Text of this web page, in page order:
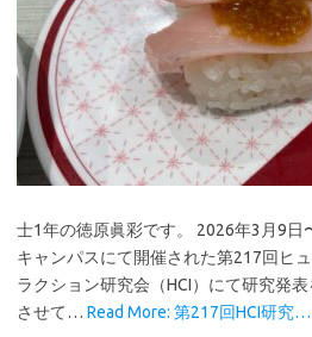
士1年の徳原眞彩です。 2026年3月9日
キャンパスにて開催された第217回ヒ
ラクション研究会（HCI）にて研究発
させて… Read More: 第217回HCI研究…